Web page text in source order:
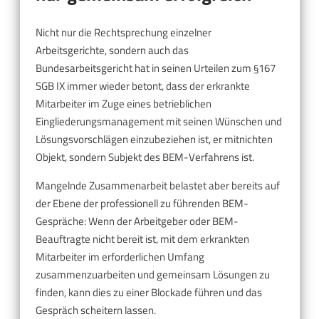
Nicht nur die Rechtsprechung einzelner
Arbeitsgerichte, sondern auch das
Bundesarbeitsgericht hat in seinen Urteilen zum §167
SGB IX immer wieder betont, dass der erkrankte
Mitarbeiter im Zuge eines betrieblichen
Eingliederungsmanagement mit seinen Wünschen und
Lösungsvorschlägen einzubeziehen ist, er mitnichten
Objekt, sondern Subjekt des BEM-Verfahrens ist.
Mangelnde Zusammenarbeit belastet aber bereits auf
der Ebene der professionell zu führenden BEM-
Gespräche: Wenn der Arbeitgeber oder BEM-
Beauftragte nicht bereit ist, mit dem erkrankten
Mitarbeiter im erforderlichen Umfang
zusammenzuarbeiten und gemeinsam Lösungen zu
finden, kann dies zu einer Blockade führen und das
Gespräch scheitern lassen.